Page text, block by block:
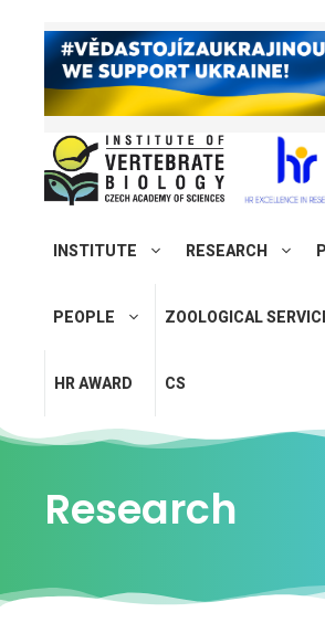
INSTITUTE RESEARCH
PEOPLE ZOOLOGICAL
HR AWARD CS
Research